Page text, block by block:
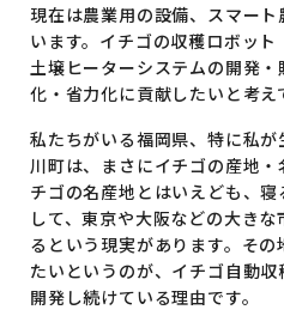
現在は農業用の設備、スマー
います。イチゴの収穫ロボッ
土壌ヒーターシステムの開発
化・省力化に貢献したいと考え
私たちがいる福岡県、特に私
川町は、まさにイチゴの産地
チゴの名産地とはいえども、
して、東京や大阪などの大き
るという現実があります。そ
たいというのが、イチゴ自動
開発し続けている理由です。